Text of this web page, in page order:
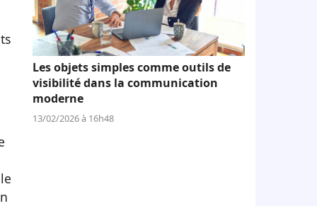
Les objets simples comme outils de
visibilité dans la communication
moderne
13/02/2026 à 16h48